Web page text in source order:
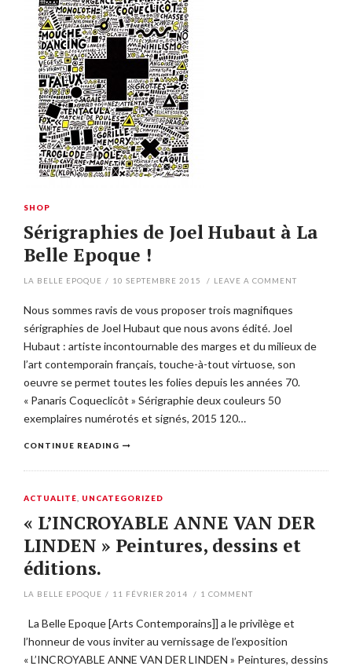
SHOP
Sérigraphies de Joel Hubaut à La
Belle Epoque !
LA BELLE EPOQUE / 10 SEPTEMBRE 2015 / LEAVE A COMMENT
Nous sommes ravis de vous proposer trois magnifiques
sérigraphies de Joel Hubaut que nous avons édité. Joel
Hubaut : artiste incontournable des marges et du milieux de
l’art contemporain français, touche-à-tout virtuose, son
oeuvre se permet toutes les folies depuis les années 70.
« Panaris Coqueclicôt » Sérigraphie deux couleurs 50
exemplaires numérotés et signés, 2015 120…
CONTINUE READING
ACTUALITÉ UNCATEGORIZED
« L’INCROYABLE ANNE VAN DER
LINDEN » Peintures, dessins et
éditions.
LA BELLE EPOQUE / 11 FÉVRIER 2014 / 1 COMMENT
La Belle Epoque [Arts Contemporains]] a le privilège et
l’honneur de vous inviter au vernissage de l’exposition
« L’INCROYABLE ANNE VAN DER LINDEN » Peintures, dessins